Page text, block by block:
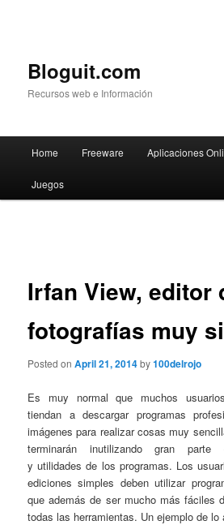
Bloguit.com
Recursos web e Información
Skip
to
Home Freeware Aplicaciones
Juegos
Irfan View, editor
fotografías muy
Posted onApril 21, 2014by100delrojo
Es muy normal que muchos
tiendan a descargar programas
imágenes para realizar cosas muy
terminarán inutilizando gran parte
y utilidades de los programas. Los
ediciones simples deben utilizar
que además de ser mucho más fáciles
todas las herramientas. Un ejemplo de